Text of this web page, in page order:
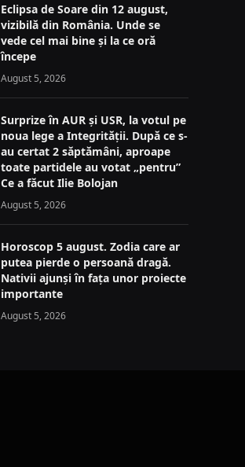
Eclipsa de Soare din 12 august,
vizibilă din România. Unde se
vede cel mai bine și la ce oră
începe
August 5, 2026
Surprize în AUR și USR, la votul pe
noua lege a Integrității. După ce s-
au certat 2 săptămâni, aproape
toate partidele au votat „pentru”
Ce a făcut Ilie Bolojan
August 5, 2026
Horoscop 5 august. Zodia care ar
putea pierde o persoană dragă.
Nativii ajunși în fața unor proiecte
importante
August 5, 2026